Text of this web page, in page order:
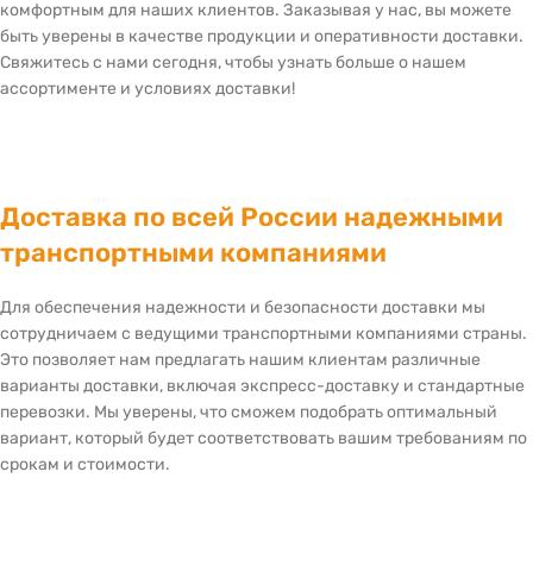
комфортным для наших клиентов. Заказывая у нас, вы можете
быть уверены в качестве продукции и оперативности доставки.
Свяжитесь с нами сегодня, чтобы узнать больше о нашем
ассортименте и условиях доставки!
Доставка по всей России надежными
транспортными компаниями
Для обеспечения надежности и безопасности доставки мы
сотрудничаем с ведущими транспортными компаниями страны.
Это позволяет нам предлагать нашим клиентам различные
варианты доставки, включая экспресс-доставку и стандартные
перевозки. Мы уверены, что сможем подобрать оптимальный
вариант, который будет соответствовать вашим требованиям по
срокам и стоимости.